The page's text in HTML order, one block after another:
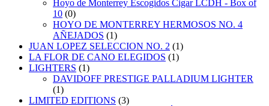
Hoyo de Monterrey Escogidos Cigar LCDH - Box of
10 (0)
HOYO DE MONTERREY HERMOSOS NO. 4
AÑEJADOS (1)
JUAN LOPEZ SELECCION NO. 2 (1)
LA FLOR DE CANO ELEGIDOS (1)
LIGHTERS (1)
DAVIDOFF PRESTIGE PALLADIUM LIGHTER
(1)
LIMITED EDITIONS (3)